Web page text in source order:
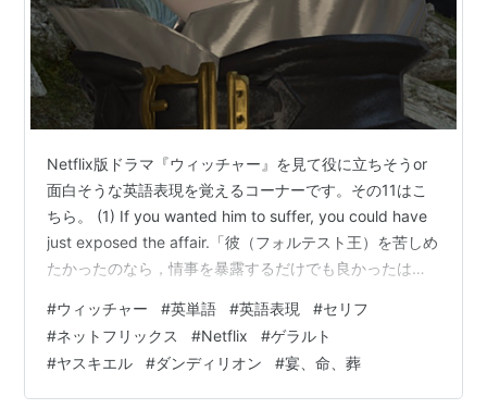
Netflix版ドラマ『ウィッチャー』を見て役に立ちそうor
面白そうな英語表現を覚えるコーナーです。その11はこ
ちら。 (1) If you wanted him to suffer, you could have
just exposed the affair.「彼（フォルテスト王）を苦しめ
たかったのなら，情事を暴露するだけでも良かったはず
く学んだ生徒は，「過去の反実仮想を述べる仮定法過去
完了ならば，if you had wanted him to suffer では？」
と思うのではないでしょうか。これはいい質問です。 ・
単にトリスが ha…
#ウィッチャー #英単語 #英語表現 #セリフ
#ネットフリックス #Netflix #ゲラルト
#ヤスキエル #ダンディリオン #宴、命、葬